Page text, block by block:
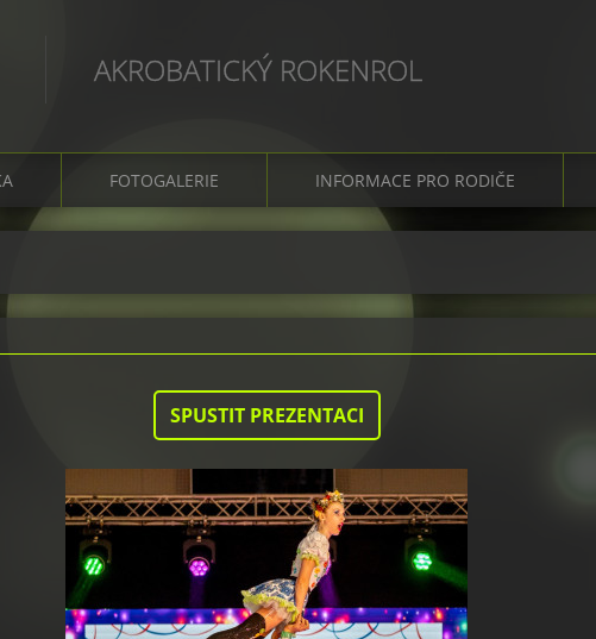
AKROBATICKÝ ROKENROL
FOTOGALERIE INFORMACE PRO RODIČE
SPUSTIT PREZENTACI